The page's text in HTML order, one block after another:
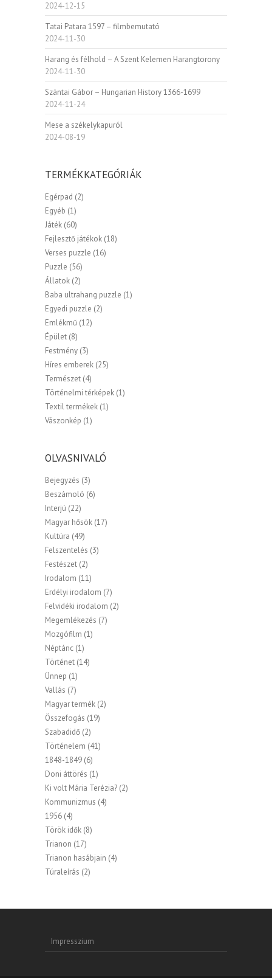
2024-12-15
Tatai Patara 1597 – filmbemutató
2024-11-30
Harang és félhold – A Szent Kelemen Harangtorony
2024-11-30
Szántai Gábor – Hungarian History 1366-1699
2024-11-24
Mese a székelykapuról
2024-08-19
TERMÉKKATEGÓRIÁK
Egérpad (2)
Egyéb (1)
Játék (60)
Fejlesztő játékok (18)
Verses puzzle (16)
Puzzle (56)
Állatok (2)
Baba ultrahang puzzle (1)
Egyedi puzzle (2)
Emlékmű (12)
Épület (8)
Festmény (3)
Híres emberek (25)
Természet (4)
Történelmi térképek (1)
Textil termékek (1)
Vászonkép (1)
OLVASNIVALÓ
Bejegyzés (3)
Beszámoló (6)
Interjú (22)
Magyar hősök (17)
Kultúra (49)
Felszentelés (3)
Festészet (2)
Irodalom (11)
Erdélyi irodalom (7)
Felvidéki irodalom (2)
Megemlékezés (7)
Mozgófilm (1)
Néptánc (1)
Történet (14)
Ünnep (1)
Vallás (7)
Magyar termék (2)
Összefogás (19)
Szabadidő (2)
Történelem (41)
1848-1849 (6)
Doni áttörés (1)
Ki volt Mária Terézia? (2)
Kommunizmus (4)
1956 (4)
Török idők (8)
Trianon (17)
Trianon hasábjain (4)
Túraleírás (2)
Impresszium